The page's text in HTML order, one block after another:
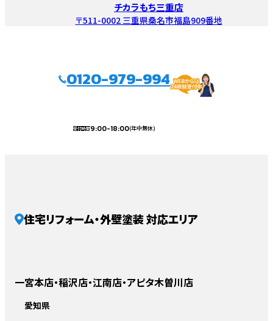
チカラもち三重店
〒511-0002 三重県桑名市福島909番地
0120-979-994
受付時間9:00-18:00(年中無休)
住宅リフォーム・外壁塗装 対応エリア
一宮本店・稲沢店・江南店・アピタ木曽川店
愛知県